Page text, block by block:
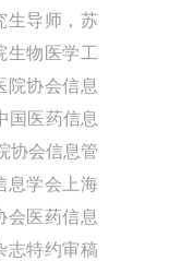
生导师，苏
生物医学工
院协会信息
国医药信息
协会信息管
息学会上海
会医药信息
志特约审稿